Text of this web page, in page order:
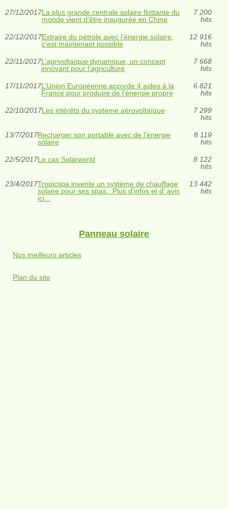
27/12/2017La plus grande centrale solaire flottante du
monde vient d’être inaugurée en Chine
7 200
hits
22/12/2017Extraire du pétrole avec l’énergie solaire,
c’est maintenant possible
12 916
hits
22/11/2017L’agrivoltaïque dynamique, un concept
innovant pour l’agriculture
7 668
hits
17/11/2017L’Union Européenne accorde 4 aides à la
France pour produire de l’énergie propre
6 821
hits
22/10/2017Les intérêts du système aérovoltaïque
7 299
hits
13/7/2017Recharger son portable avec de l'énergie
solaire
8 119
hits
22/5/2017Le cas Solarworld
8 122
hits
23/4/2017Tropicspa invente un système de chauffage
solaire pour ses spas.. Plus d'infos et d' avis
ici...
13 442
hits
Panneau solaire
Nos meilleurs articles
Plan du site